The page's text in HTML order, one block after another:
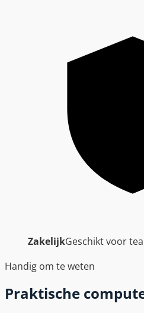
ZakelijkGeschikt voor
Handig om te weten
Praktische